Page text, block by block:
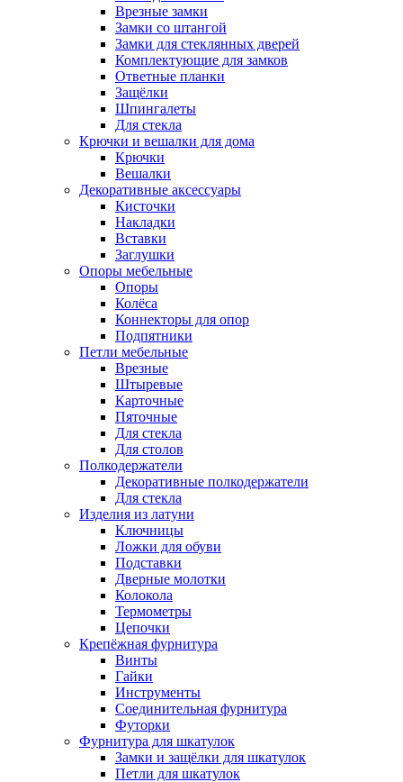
Врезные замки
Замки со штангой
Замки для стеклянных дверей
Комплектующие для замков
Ответные планки
Защёлки
Шпингалеты
Для стекла
Крючки и вешалки для дома
Крючки
Вешалки
Декоративные аксессуары
Кисточки
Накладки
Вставки
Заглушки
Опоры мебельные
Опоры
Колёса
Коннекторы для опор
Подпятники
Петли мебельные
Врезные
Штыревые
Карточные
Пяточные
Для стекла
Для столов
Полкодержатели
Декоративные полкодержатели
Для стекла
Изделия из латуни
Ключницы
Ложки для обуви
Подставки
Дверные молотки
Колокола
Термометры
Цепочки
Крепёжная фурнитура
Винты
Гайки
Инструменты
Соединительная фурнитура
Футорки
Фурнитура для шкатулок
Замки и защёлки для шкатулок
Петли для шкатулок